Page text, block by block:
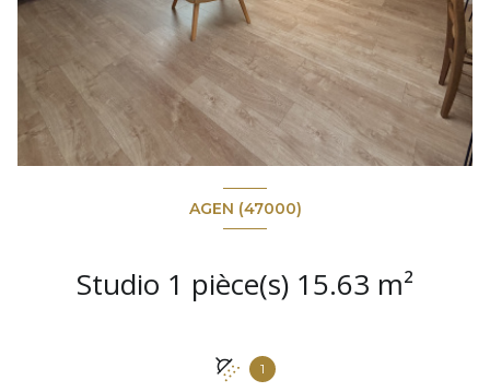
AGEN (47000)
Studio 1 pièce(s) 15.63 m²
1